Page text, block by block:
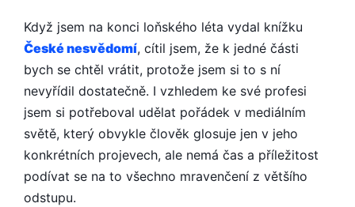
Když jsem na konci loňského léta vydal knížku
České nesvědomí, cítil jsem, že k jedné části
bych se chtěl vrátit, protože jsem si to s ní
nevyřídil dostatečně. I vzhledem ke své profesi
jsem si potřeboval udělat pořádek v mediálním
světě, který obvykle člověk glosuje jen v jeho
konkrétních projevech, ale nemá čas a příležitost
podívat se na to všechno mravenčení z většího
odstupu.